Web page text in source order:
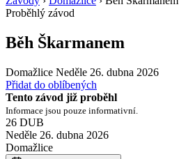
Proběhlý závod
Běh Škarmanem
Domažlice Neděle 26. dubna 2026
Přidat do oblíbených
Tento závod již proběhl
Informace jsou pouze informativní.
26 DUB
Neděle 26. dubna 2026
Domažlice